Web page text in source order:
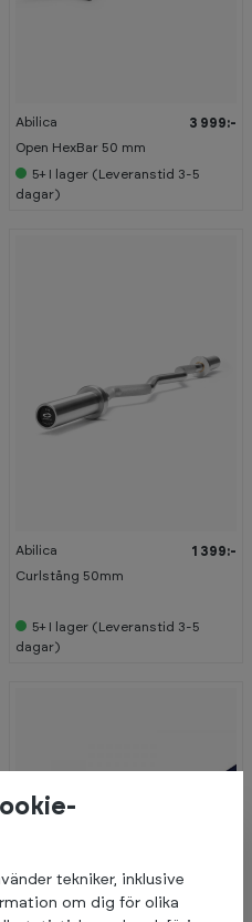
Abilica
Open HexBar 50 mm
3 999:-
5+
I lager (Leveranstid 3-5
dagar)
Abilica
Curlstång 50mm
1 399:-
5+ I lager (Leveranstid 3-5
dagar)
tekniker, inklusive
om dig för olika